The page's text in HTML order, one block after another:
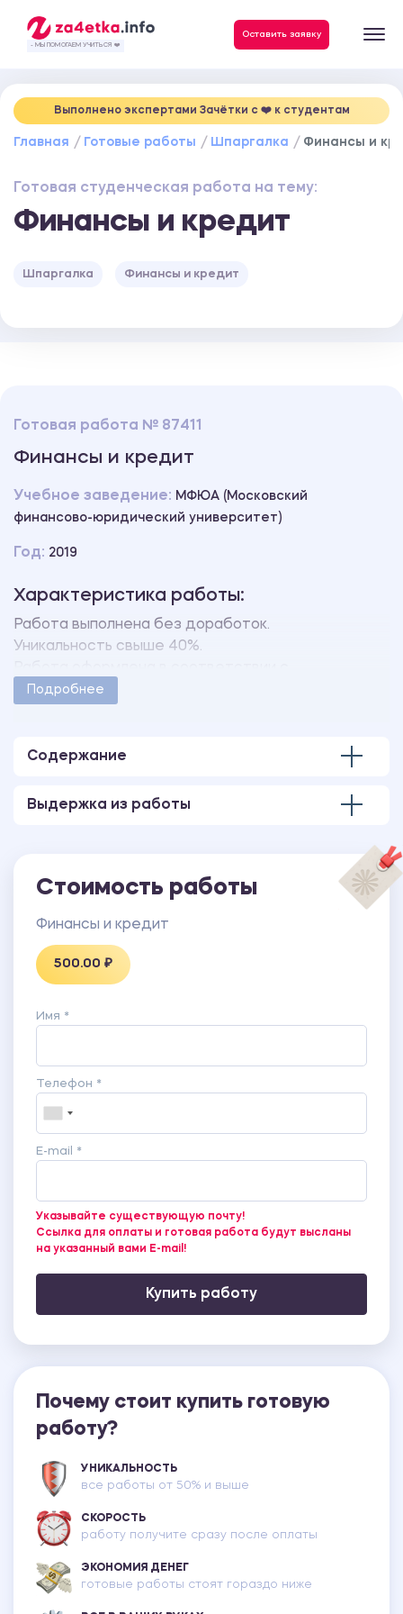
- МЫ ПОМОГАЕМ УЧИТЬСЯ ❤️
Оставить заявку
Выполнено экспертами Зачётки c ❤️ к студентам
Главная Готовые работы Шпаргалка Финансы и
Готовая студенческая работа на тему:
Финансы и кредит
Шпаргалка Финансы и кредит
Готовая работа № 87411
Финансы и кредит
Учебное заведение: МФЮА (Московский
финансово-юридический университет)
Год: 2019
Характеристика работы:
Работа выполнена без доработок.
Уникальность свыше 40%.
методическими указаниями учебного заведения.
Подробнее
Содержание
Выдержка из работы
Стоимость работы
Финансы и кредит
500.00 ₽
Имя *
Телефон *
E-mail *
Указывайте существующую почту!
Ссылка для оплаты и готовая работа будут высланы
на указанный вами E-mail!
Купить работу
Почему стоит купить готовую
работу?
УНИКАЛЬНОСТЬ
все работы от 50% и выше
СКОРОСТЬ
работу получите сразу после оплаты
ЭКОНОМИЯ ДЕНЕГ
готовые работы стоят гораздо ниже